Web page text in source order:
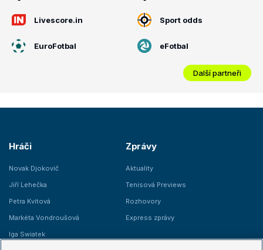
Livescore.in Sport odds
EuroFotbal eFotbal
Další partneři
Hráči
Novak Djokovič
Jiří Lehečka
Petra Kvitová
Markéta Vondroušová
Iga Swiatek
Zprávy
Aktuality
Tenisová Previews
Rozhovory
Express zprávy